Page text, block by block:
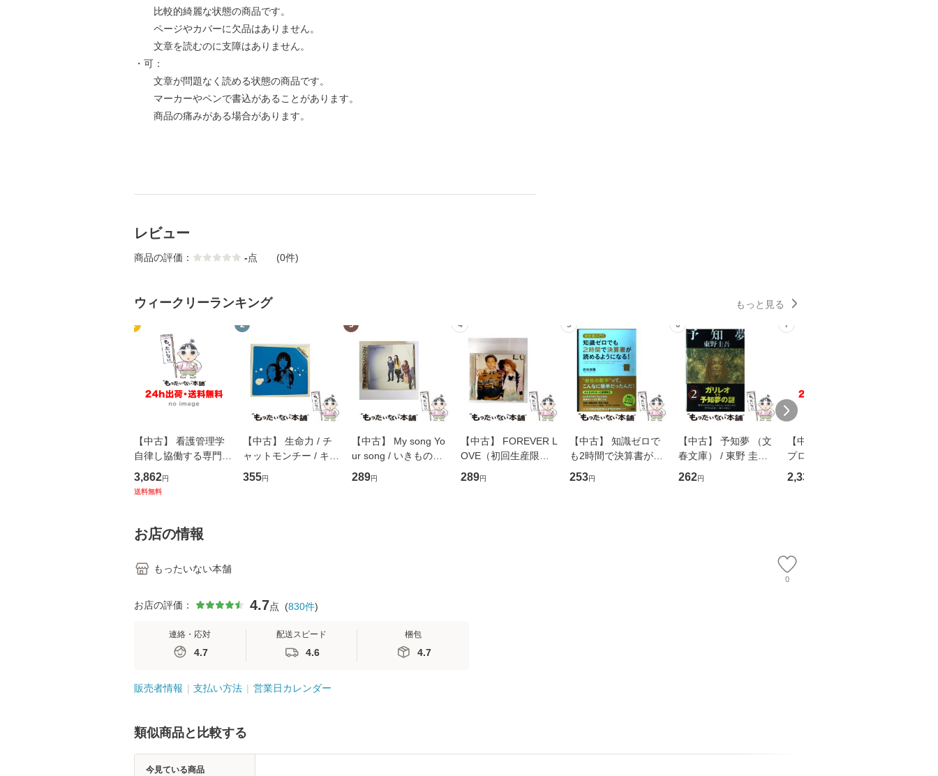
比較的綺麗な状態の商品です。
ページやカバーに欠品はありません。
文章を読むのに支障はありません。
・可：
文章が問題なく読める状態の商品です。
マーカーやペンで書込があることがあります。
商品の痛みがある場合があります。
レビュー
商品の評価： -点 (0件)
ウィークリーランキング もっと見る
1
【中古】 看護管理学
自律し協働する専門職
の看護マネジメントス
キル 改訂第3版 (看護
堂 [単行
3,862円
送料無料
2
【中古】 生命力 / チ
ャットモンチー / キュ
ーンレコード [CD]
【メール便送料無料】
355円
3
【中古】 My song Yo
ur song / いきものが
かり / [CD]【メール便
送料無料】
289円
4
【中古】 FOREVER L
OVE（初回生産限定
盤） / 清水翔太×加藤
ミリヤ / [CD]【メール
289円
5
【中古】 知識ゼロで
も2時間で決算書が読
めるようになる！ 会
計超入門！ / 佐伯 良
253円
6
【中古】 予知夢 （文
春文庫） / 東野 圭吾 /
文藝春秋 [文庫]【メー
ル便送料無料】
262円
7
【中古】 野ブタ。を
プロデュース [DVD-B
OX] / バップ [DVD]
【メール便送料無料】
2,335
お店の情報
もったいない本舗
0
お店の評価： 4.7点 (830件)
連絡・応対
4.7
配送スピード
4.6
梱包
4.7
販売者情報 支払い方法 営業日カレンダー
類似商品と比較する
今見ている商品